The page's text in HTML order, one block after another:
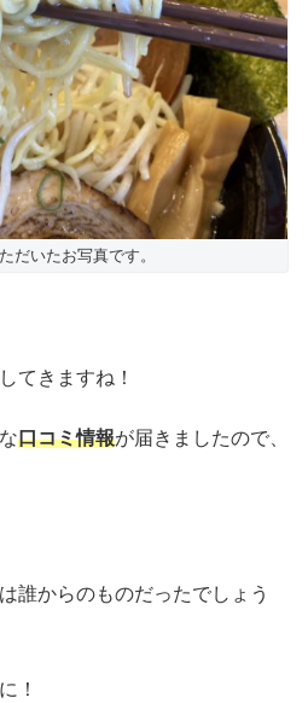
だいたお写真です。
てきますね！
口コミ情報が届きましたので、
誰からのものだったでしょう
！